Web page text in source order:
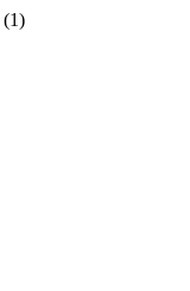
(1)